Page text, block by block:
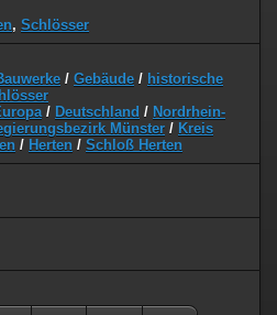
, Schlösser
/ Gebäude / historische
/ Deutschland / Nordrhein-
Münster / Kreis
/ Herten / Schloß Herten